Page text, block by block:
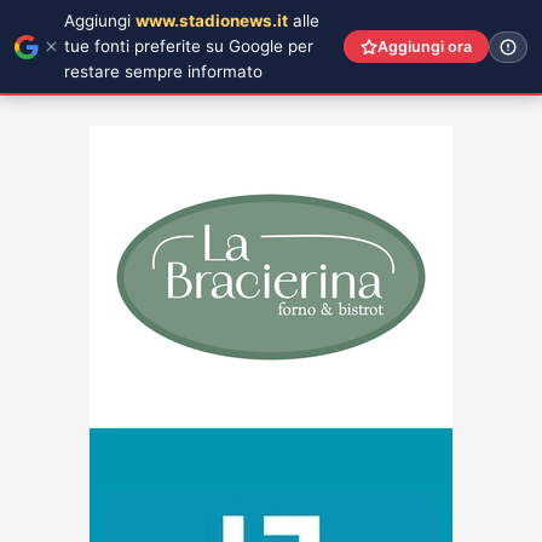
Aggiungi www.stadionews.it alle
tue fonti preferite su Google per
restare sempre informato
Aggiungi ora